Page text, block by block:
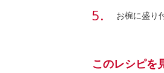
お椀に盛り
このレシピを